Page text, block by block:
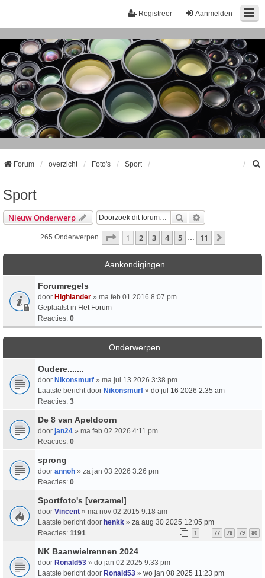
Aanmelden
Registreer
Forum overzicht Foto's Sport
Sport
Nieuw Onderwerp Zoek
265 Onderwerpen Pagina Van11
1 2 3 4 5 11
Aankondigingen
Forumregels
door Highlander » ma feb 01 2016 8:07 pm
Geplaatst in Het Forum
Reacties: 0
Onderwerpen
Oudere.......
door Nikonsmurf » ma jul 13 2026 3:38 pm
Laatste bericht door Nikonsmurf » do jul 16 2026 2:35 am
Reacties: 3
De 8 van Apeldoorn
door jan24 » ma feb 02 2026 4:11 pm
Reacties: 0
sprong
door annoh » za jan 03 2026 3:26 pm
Reacties: 0
Sportfoto's [verzamel]
door Vincent » ma nov 02 2015 9:18 am
Laatste bericht door henkk » za aug 30 2025 12:05 pm
Reacties: 1191 1 … 77 78 79 80
NK Baanwielrennen 2024
door Ronald53 » do jan 02 2025 9:33 pm
Laatste bericht door Ronald53 » wo jan 08 2025 11:23 pm